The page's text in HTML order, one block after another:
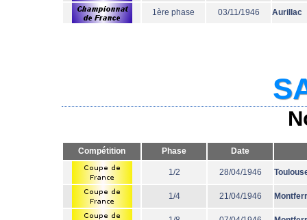
1ère phase 03/11/1946 Aurillac
Compétition Phase Date
1/2 28/04/1946
1/4 21/04/1946